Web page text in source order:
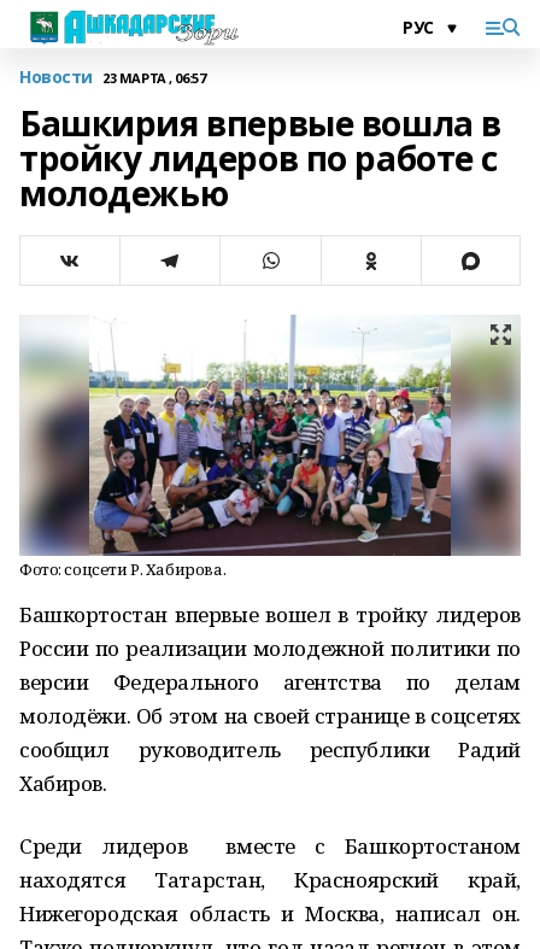
Новости 23 МАРТА , 06:57
Башкирия впервые вошла в
тройку лидеров по работе с
молодежью
Фото: соцсети Р. Хабирова.
Башкортостан впервые вошел в тройку лидеров
России по реализации молодежной политики по
версии Федерального агентства по делам
молодёжи. Об этом на своей странице в соцсетях
сообщил руководитель республики Радий
Хабиров.
Среди лидеров вместе с Башкортостаном
находятся Татарстан, Красноярский край,
Нижегородская область и Москва, написал он.